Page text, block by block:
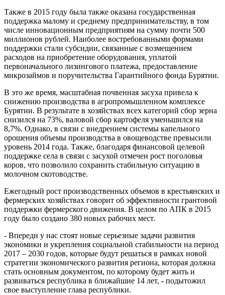
Также в 2015 году была также оказана государственная
поддержка малому и среднему предпринимательству, в том
числе инновационным предприятиям на сумму почти 500
миллионов рублей. Наиболее востребованными формами
поддержки стали субсидии, связанные с возмещением
расходов на приобретение оборудования, уплатой
первоначального лизингового платежа, предоставление
микрозаймов и поручительства Гарантийного фонда Бурятии.
В это же время, масштабная почвенная засуха привела к
снижению производства в агропромышленном комплексе
Бурятии. В результате в хозяйствах всех категорий сбор зерна
снизился на 73%, валовой сбор картофеля уменьшился на
8,7%. Однако, в связи с внедрением системы капельного
орошения объемы производства в овощеводстве превысили
уровень 2014 года. Также, благодаря финансовой целевой
поддержке села в связи с засухой отмечен рост поголовья
коров, что позволило сохранить стабильную ситуацию в
молочном скотоводстве.
Ежегодный рост производственных объемов в крестьянских и
фермерских хозяйствах говорит об эффективности грантовой
поддержки фермерского движения. В целом по АПК в 2015
году было создано 380 новых рабочих мест.
- Впереди у нас стоят новые серьезные задачи развития
экономики и укрепления социальной стабильности на период
2017 – 2030 годов, которые будут решаться в рамках новой
стратегии экономического развития региона, которая должна
стать основным документом, по которому будет жить и
развиваться республика в ближайшие 14 лет, - подытожил
свое выступление глава республики.